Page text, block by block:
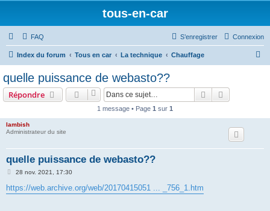
tous-en-car
FAQ Connexion
S’enregistrer
Index du forum Tous en car La technique Chauffage
quelle puissance de webasto??
Répondre Rechercher
1 message • Page 1 sur 1
lambish
Administrateur du site
quelle puissance de webasto??
M
s
s
28 nov. 2021, 17:30
https://web.archive.org/web/20170415051 ... _756_1.htm